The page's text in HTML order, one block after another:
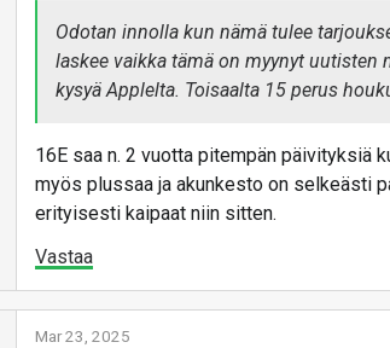
Odotan innolla kun nämä tulee
laskee vaikka tämä on myynyt uutisten
kysyä Applelta. Toisaalta 15 perus
16E saa n. 2 vuotta pitempän päivityksiä
myös plussaa ja akunkesto on selkeästi
erityisesti kaipaat niin sitten.
Vastaa
Mar 23, 2025